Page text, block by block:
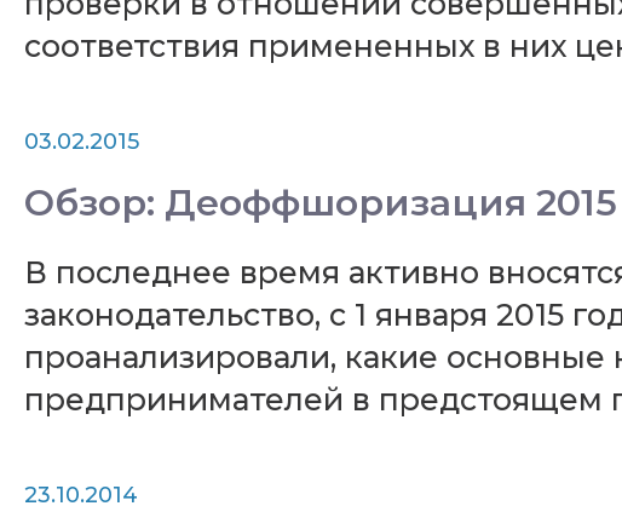
соответствия примененных в них
03.02.2015
Обзор: Деоффшоризация 2015
В последнее время активно
законодательство, с 1 января 2015
проанализировали, какие
предпринимателей в предстоящем
23.10.2014